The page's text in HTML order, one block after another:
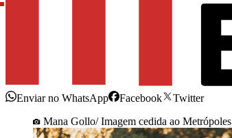
Enviar no WhatsApp Facebook
Twitter
Mana Gollo/ Imagem cedida ao Metrópoles